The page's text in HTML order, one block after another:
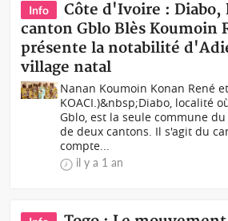
Info
Côte d'Ivoire : Diabo,
canton Gblo Blès Koumoin
présente la notabilité
village natal
Nanan Koumoin Konan René
KOACI.)&nbsp;Diabo, localité
Gblo, est la seule commune
de deux cantons. Il s'agit du
compte...
il y a 1 an